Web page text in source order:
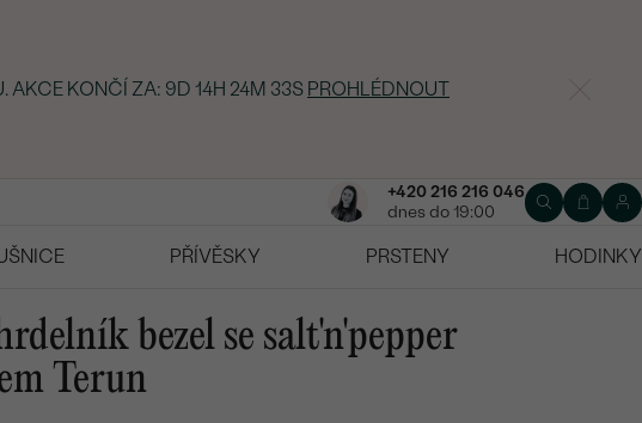
AKCE KONČÍ ZA: 9D 14H 24M 32S PROHLÉDNOUT
+420 216 216 046
dnes do 19:00
PŘÍVĚSKY PRSTENY
HODINKY
bezel se salt'n'pepper
Terun